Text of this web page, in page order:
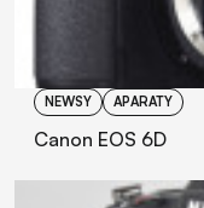
NEWSY APARATY
Canon EOS 6D